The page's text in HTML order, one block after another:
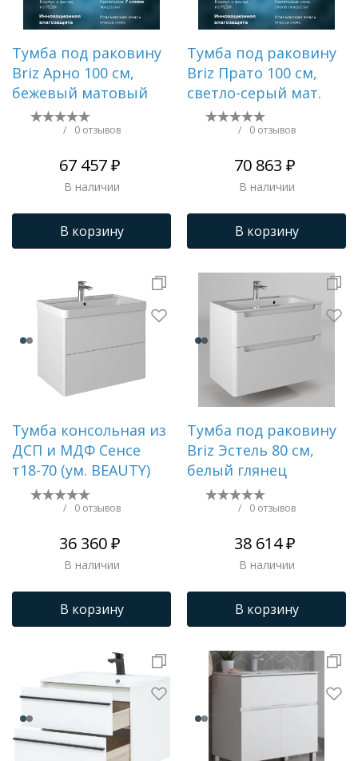
Тумба под раковину
Briz Арно 100 см,
бежевый матовый
/ 0 отзывов
67 457 ₽
В наличии
В корзину
Тумба под раковину
Briz Прато 100 см,
светло-серый мат.
/ 0 отзывов
70 863 ₽
В наличии
В корзину
Тумба консольная из
ДСП и МДФ Сенсе
т18-70 (ум. BEAUTY)
/ 0 отзывов
36 360 ₽
В наличии
В корзину
Тумба под раковину
Briz Эстель 80 см,
белый глянец
/ 0 отзывов
38 614 ₽
В наличии
В корзину